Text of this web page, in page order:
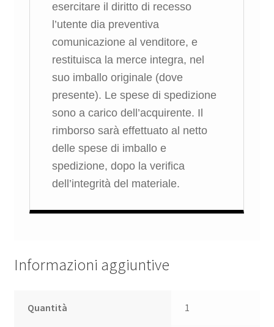
esercitare il diritto di recesso
l’utente dia preventiva
comunicazione al venditore, e
restituisca la merce integra, nel
suo imballo originale (dove
presente). Le spese di spedizione
sono a carico dell’acquirente. Il
rimborso sarà effettuato al netto
delle spese di imballo e
spedizione, dopo la verifica
dell’integrità del materiale.
Informazioni aggiuntive
Quantità 1